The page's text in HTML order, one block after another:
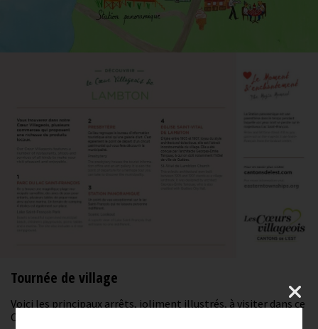
Tournée de village
Voici les principaux arrêts, joliment illustrés, à visiter dans ce
Coeur villageois. Vous trouverez à l'endos de la carte les